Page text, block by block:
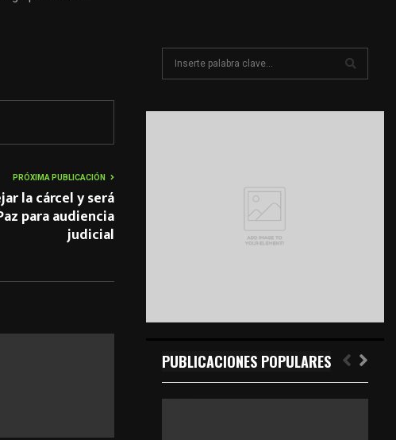
PRÓXIMA PUBLICACIÓN
la cárcel y será
para audiencia
judicial
PUBLICACIONES POPULARES